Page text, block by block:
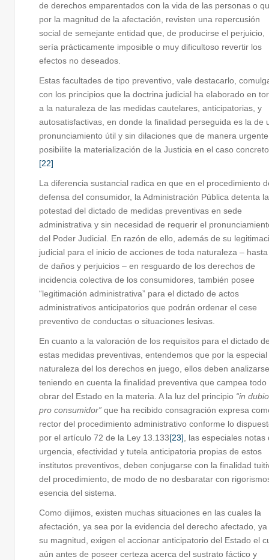
de derechos emparentados con la vida de las personas o
por la magnitud de la afectación, revisten una repercusión
social de semejante entidad que, de producirse el perjuicio,
sería prácticamente imposible o muy dificultoso revertir los
efectos no deseados.
Estas facultades de tipo preventivo, vale destacarlo,
con los principios que la doctrina judicial ha elaborado en
a la naturaleza de las medidas cautelares, anticipatorias, y
autosatisfactivas, en donde la finalidad perseguida es la de
pronunciamiento útil y sin dilaciones que de manera urgente
posibilite la materialización de la Justicia en el caso
[22]
La diferencia sustancial radica en que en el procedimiento
defensa del consumidor, la Administración Pública detenta la
potestad del dictado de medidas preventivas en sede
administrativa y sin necesidad de requerir el
del Poder Judicial. En razón de ello, además de su
judicial para el inicio de acciones de toda naturaleza –
de daños y perjuicios – en resguardo de los derechos de
incidencia colectiva de los consumidores, también posee
“legitimación administrativa” para el dictado de actos
administrativos anticipatorios que podrán ordenar el cese
preventivo de conductas o situaciones lesivas.
En cuanto a la valoración de los requisitos para el dictado
estas medidas preventivas, entendemos que por la especial
naturaleza del los derechos en juego, ellos deben analizarse
teniendo en cuenta la finalidad preventiva que campea todo
obrar del Estado en la materia. A la luz del principio “in dubio
pro consumidor” que ha recibido consagración expresa
rector del procedimiento administrativo conforme lo
por el artículo 72 de la Ley 13.133[23] , las especiales notas
urgencia, efectividad y tutela anticipatoria propias de estos
institutos preventivos, deben conjugarse con la finalidad
del procedimiento, de modo de no desbaratar con
esencia del sistema.
Como dijimos, existen muchas situaciones en las cuales la
afectación, ya sea por la evidencia del derecho afectado,
su magnitud, exigen el accionar anticipatorio del Estado el
aún antes de poseer certeza acerca del sustrato fáctico y